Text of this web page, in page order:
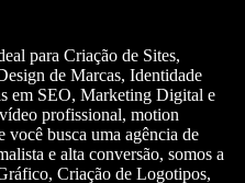
para Criação de Sites,
de Marcas, Identidade
em SEO, Marketing Digital e
profissional, motion
você busca uma agência de
e alta conversão, somos a
Criação de Logotipos,